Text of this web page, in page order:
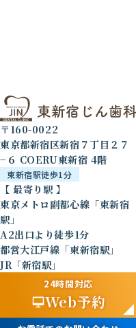
〒160-0022
東京都新宿区新宿７丁目２７
−６ COERU東新宿 4階
東新宿駅徒歩1分
【 最寄り駅 】
東京メトロ副都心線「東新宿
駅」
A2出口より徒歩1分
都営大江戸線「東新宿駅」
JR「新宿駅」
24時間対応
Web予約